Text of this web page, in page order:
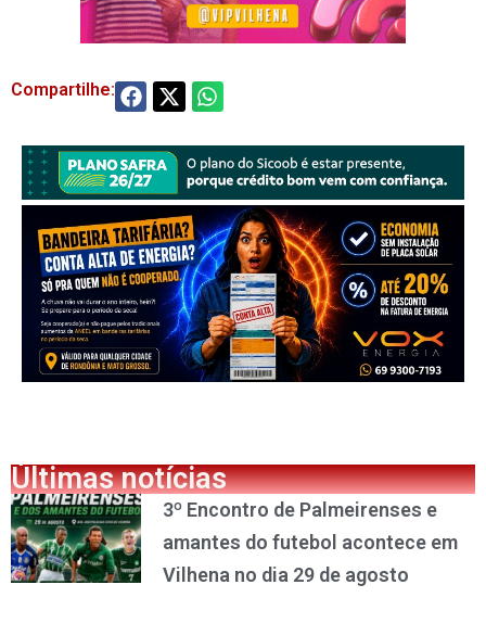
Compartilhe:
Últimas notícias
3º Encontro de Palmeirenses e
amantes do futebol acontece em
Vilhena no dia 29 de agosto